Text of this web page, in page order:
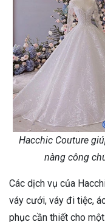
Hacchic Couture
nàng công
Các dịch vụ của
váy cưới, váy đi tiệc,
phục cần thiết cho